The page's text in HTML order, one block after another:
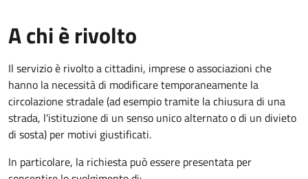
A chi è rivolto
Il servizio è rivolto a cittadini, imprese o associazioni che
hanno la necessità di modificare temporaneamente la
circolazione stradale (ad esempio tramite la chiusura di una
strada, l'istituzione di un senso unico alternato o di un divieto
di sosta) per motivi giustificati.
In particolare, la richiesta può essere presentata per